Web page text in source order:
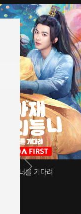
니 : 너를 기다려